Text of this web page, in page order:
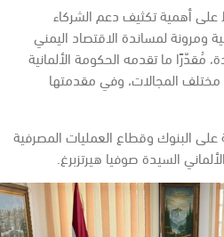
على أهمية تكثيف دعم الشركاء
ومرونة لمساندة الاقتصاد اليمني
مُقدّرًا ما تقدمه الحكومة الألمانية
المجالات، وفي مقدمتها
على البنوك وقطاع العمليات المصرفية
السيدة صوفيا هيرتزبرغ.